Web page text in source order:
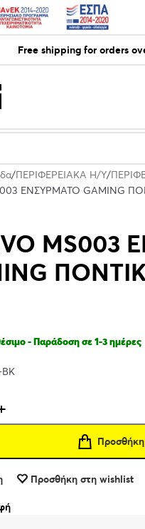
Free shipping for orders
ΠΕΡΙΦΕΡΕΙΑΚΑ Η/Υ
ΕΝΣΥΡΜΑΤΟ GAMING
MS003
- Παράδοση σε 1-3 ημέρες
Προσθήκη στη wishlist